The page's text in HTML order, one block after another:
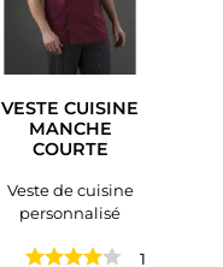
VESTE CUISINE
MANCHE
COURTE
Veste de cuisine
personnalisé
1 avis